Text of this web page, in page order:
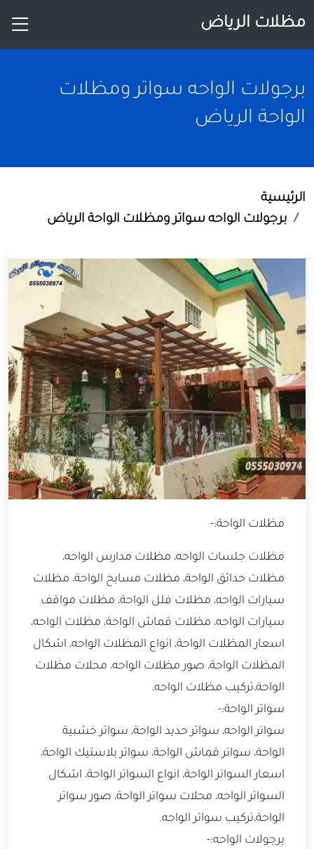
مظلات الرياض
برجولات الواحه سواتر ومظلات
الواحة الرياض
الرئيسية
برجولات الواحه سواتر ومظلات الواحة الرياض
مظلات الواحة:-
مظلات جلسات الواحه، مظلات مدارس الواحه،
مظلات حدائق الواحة، مظلات مسابح الواحة، مظلات
سيارات الواحه، مظلات فلل الواحة، مظلات مواقف
سيارات الواحه، مظلات قماش الواحة، مظلات الواحه،
اسعار المظلات الواحة، انواع المظلات الواحه، اشكال
المظلات الواحة، صور مظلات الواحه، محلات مظلات
الواحة،تركيب مظلات الواحه.
سواتر الواحة:-
سواتر الواحه، سواتر حديد الواحة، سواتر خشبية
الواحة، سواتر قماش الواحة، سواتر بلاستيك الواحة،
اسعار السواتر الواحة، انواع السواتر الواحة، اشكال
السواتر الواحه، محلات سواتر الواحة، صور سواتر
الواحة،تركيب سواتر الواحه.
برجولات الواحه:-